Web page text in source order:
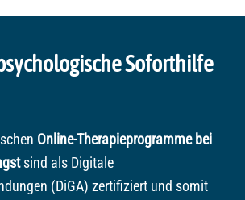
Soforthilfe
Online-Therapieprogramme bei
sind als Digitale
(DiGA) zertifiziert und somit